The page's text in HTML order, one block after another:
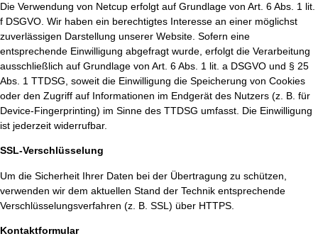
Die Verwendung von Netcup erfolgt auf Grundlage von Art. 6 Abs. 1 lit.
f DSGVO. Wir haben ein berechtigtes Interesse an einer möglichst
zuverlässigen Darstellung unserer Website. Sofern eine
entsprechende Einwilligung abgefragt wurde, erfolgt die Verarbeitung
ausschließlich auf Grundlage von Art. 6 Abs. 1 lit. a DSGVO und § 25
Abs. 1 TTDSG, soweit die Einwilligung die Speicherung von Cookies
oder den Zugriff auf Informationen im Endgerät des Nutzers (z. B. für
Device-Fingerprinting) im Sinne des TTDSG umfasst. Die Einwilligung
ist jederzeit widerrufbar.
SSL-Verschlüsselung
Um die Sicherheit Ihrer Daten bei der Übertragung zu schützen,
verwenden wir dem aktuellen Stand der Technik entsprechende
Verschlüsselungsverfahren (z. B. SSL) über HTTPS.
Kontaktformular